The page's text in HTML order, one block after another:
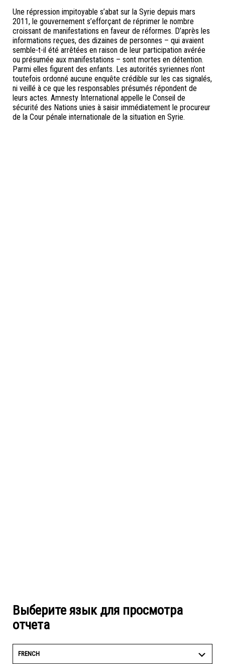
Une répression impitoyable s’abat sur la Syrie depuis mars
2011, le gouvernement s’efforçant de réprimer le nombre
croissant de manifestations en faveur de réformes. D’après les
informations reçues, des dizaines de personnes – qui avaient
semble-t-il été arrêtées en raison de leur participation avérée
ou présumée aux manifestations – sont mortes en détention.
Parmi elles figurent des enfants. Les autorités syriennes n’ont
toutefois ordonné aucune enquête crédible sur les cas signalés,
ni veillé à ce que les responsables présumés répondent de
leurs actes. Amnesty International appelle le Conseil de
sécurité des Nations unies à saisir immédiatement le procureur
de la Cour pénale internationale de la situation en Syrie.
Выберите язык для просмотра
отчета
FRENCH